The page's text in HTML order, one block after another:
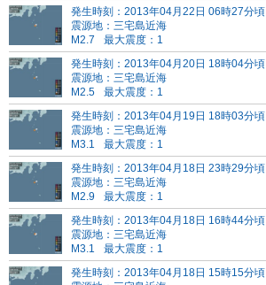
発生時刻：2013年04月22日 06時27分頃
震源地：三宅島近海
M2.7
最大震度：1
発生時刻：2013年04月20日 18時04分頃
震源地：三宅島近海
M2.5
最大震度：1
発生時刻：2013年04月19日 18時03分頃
震源地：三宅島近海
M3.1
最大震度：1
発生時刻：2013年04月18日 23時29分頃
震源地：三宅島近海
M2.9
最大震度：1
発生時刻：2013年04月18日 16時44分頃
震源地：三宅島近海
M3.1
最大震度：1
発生時刻：2013年04月18日 15時15分頃